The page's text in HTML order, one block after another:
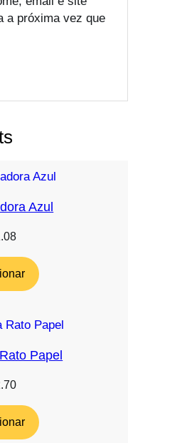
a próxima vez que
Azul
Papel